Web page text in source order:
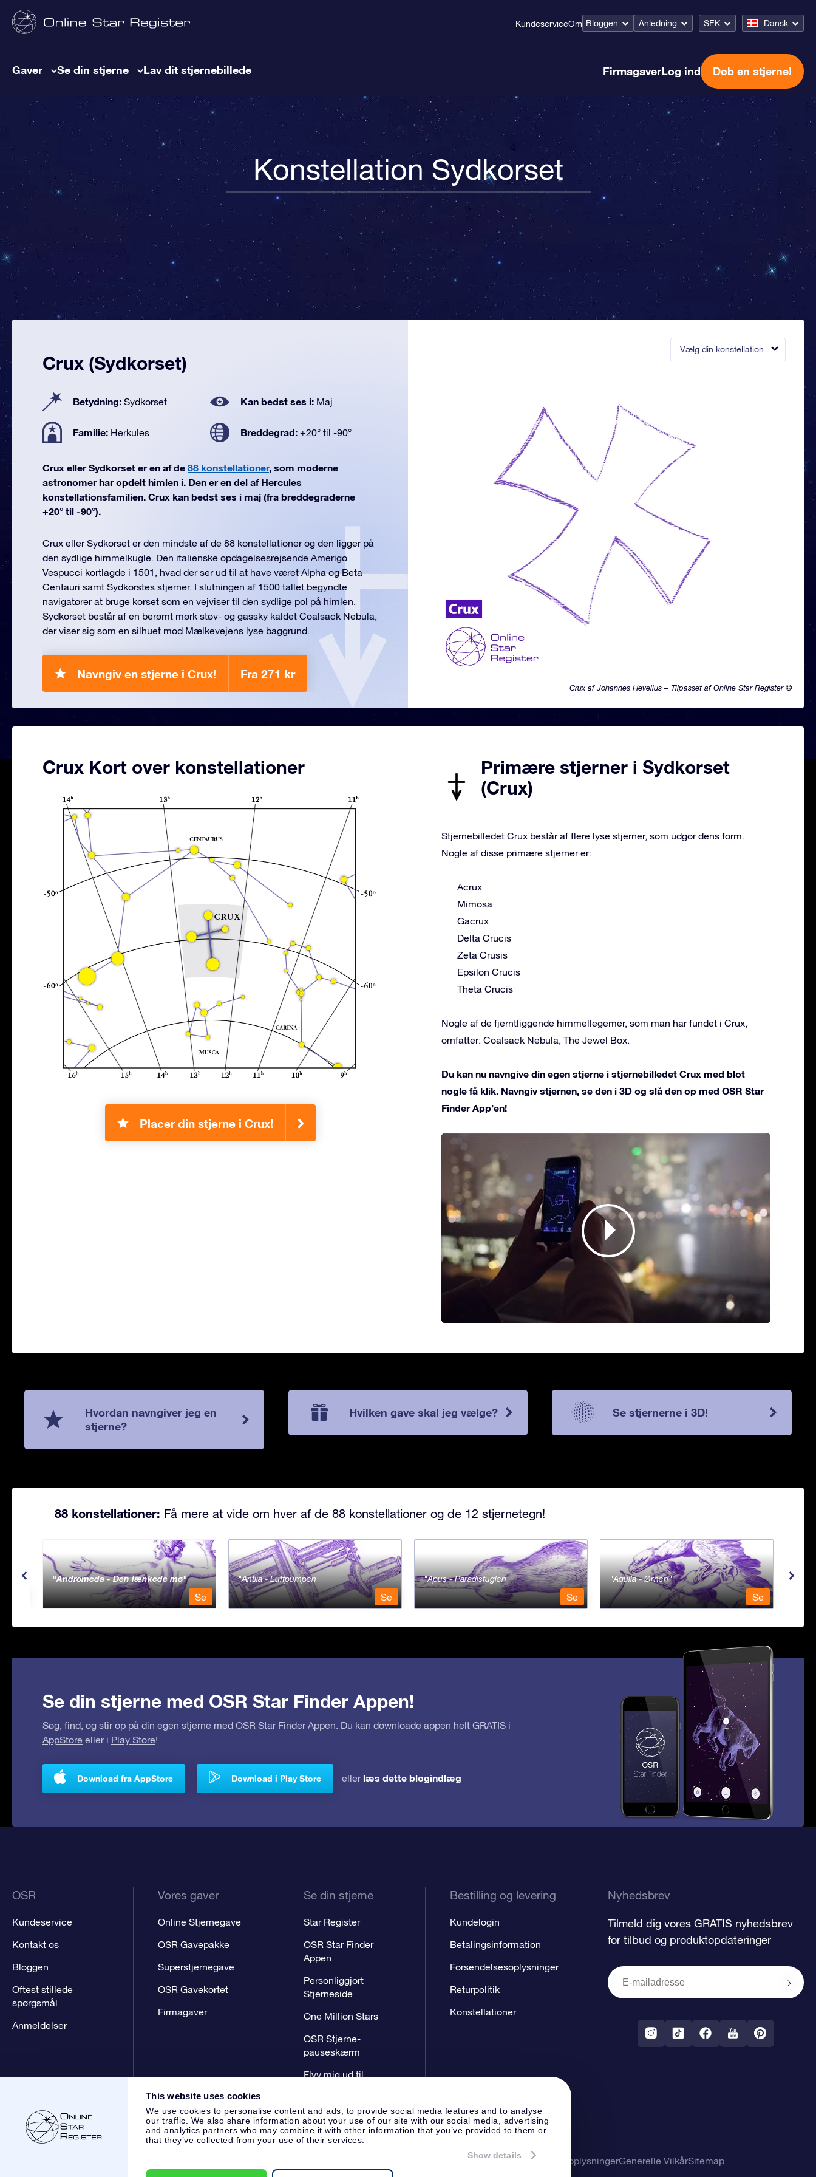
This website uses cookies
We use cookies to personalise content and ads, to provide social media features and to analyse
our traffic. We also share information about your use of our site with our social media, advertising
and analytics partners who may combine it with other information that you’ve provided to them or
that they’ve collected from your use of their services.
Show details
KundeserviceOm Bloggen Anledning SEK Dansk
Gaver Se din stjerne Lav dit stjernebillede FirmagaverLog ind Døb en stjerne!
Konstellation Sydkorset
Vælg din konstellation
Crux af Johannes Hevelius – Tilpasset af Online Star Register ©
Crux (Sydkorset)
Betydning: Sydkorset Kan bedst ses i: Maj
Familie: Herkules Breddegrad: +20° til -90°
Crux eller Sydkorset er en af de 88 konstellationer, som moderne
astronomer har opdelt himlen i. Den er en del af Hercules
konstellationsfamilien. Crux kan bedst ses i maj (fra breddegraderne
+20° til -90°).
Crux eller Sydkorset er den mindste af de 88 konstellationer og den ligger på
den sydlige himmelkugle. Den italienske opdagelsesrejsende Amerigo
Vespucci kortlagde i 1501, hvad der ser ud til at have været Alpha og Beta
Centauri samt Sydkorstes stjerner. I slutningen af 1500 tallet begyndte
navigatører at bruge korset som en vejviser til den sydlige pol på himlen.
Sydkorset består af en berømt mørk støv- og gassky kaldet Coalsack Nebula,
der viser sig som en silhuet mod Mælkevejens lyse baggrund.
Navngiv en stjerne i Crux! Fra 271 kr
Crux Kort over konstellationer
Placer din stjerne i Crux!
Primære stjerner i Sydkorset
(Crux)
Stjernebilledet Crux består af flere lyse stjerner, som udgør dens form.
Nogle af disse primære stjerner er:
Acrux
Mimosa
Gacrux
Delta Crucis
Zeta Crusis
Epsilon Crucis
Theta Crucis
Nogle af de fjerntliggende himmellegemer, som man har fundet i Crux,
omfatter: Coalsack Nebula, The Jewel Box.
Du kan nu navngive din egen stjerne i stjernebilledet Crux med blot
nogle få klik. Navngiv stjernen, se den i 3D og slå den op med OSR Star
Finder App’en!
Hvordan navngiver jeg en
stjerne?
Hvilken gave skal jeg vælge? Se stjernerne i 3D!
88 konstellationer: Få mere at vide om hver af de 88 konstellationer og de 12 stjernetegn!
Andromeda - Den lænkede mø
Se
Antlia - Luftpumpen
Se
Apus - Paradisfuglen
Se
Aquila - Ørnen
Se
Se din stjerne med OSR Star Finder Appen!
Søg, find, og stir op på din egen stjerne med OSR Star Finder Appen. Du kan downloade appen helt GRATIS i
AppStore eller i Play Store!
Download fra AppStore Download i Play Store eller læs dette blogindlæg
OSR
Kundeservice
Kontakt os
Bloggen
Oftest stillede
spørgsmål
Anmeldelser
Vores gaver
Online Stjernegave
OSR Gavepakke
Superstjernegave
OSR Gavekortet
Firmagaver
Se din stjerne
Star Register
OSR Star Finder
Appen
Personliggjort
Stjerneside
One Million Stars
OSR Stjerne-
pauseskærm
Flyv mig ud til
Bestilling og levering
Kundelogin
Betalingsinformation
Forsendelsesoplysninger
Returpolitik
Konstellationer
Nyhedsbrev
Tilmeld dig vores GRATIS nyhedsbrev
for tilbud og produktopdateringer
Beskyttelse af personlige oplysningerGenerelle VilkårSitemap